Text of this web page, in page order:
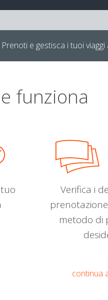
Prenoti e gestisca i tuoi
funziona
Verifica i
metodo di
continua